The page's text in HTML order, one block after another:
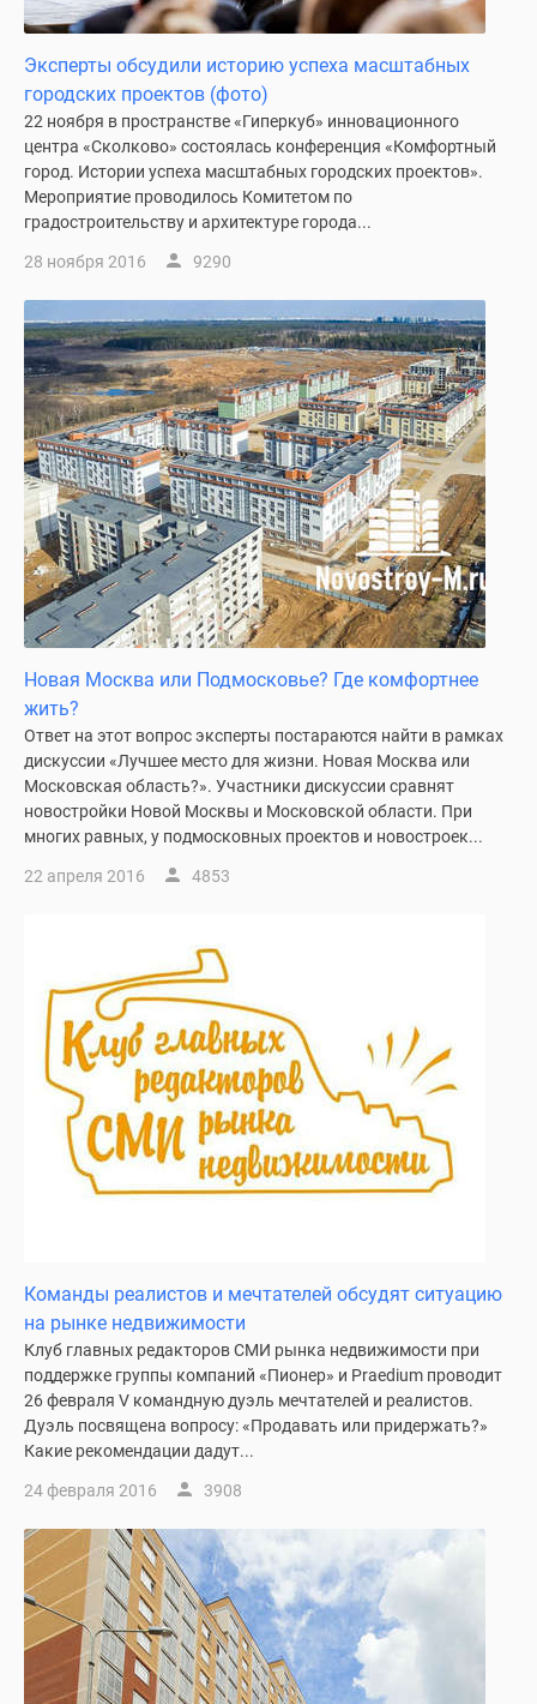
поселки
водоема
Коттеджные
поселки
ипотеку
Бизнес-
центры
Скидки
акции
Макс
Эксперты обсудили историю успеха масштабных
городских проектов (фото)
22 ноября в пространстве «Гиперкуб» инновационного
центра «Сколково» состоялась конференция «Комфортный
город. Истории успеха масштабных городских проектов».
Мероприятие проводилось Комитетом по
градостроительству и архитектуре города...
28 ноября 2016 9290
Новая Москва или Подмосковье? Где комфортнее
жить?
Ответ на этот вопрос эксперты постараются найти в рамках
дискуссии «Лучшее место для жизни. Новая Москва или
Московская область?». Участники дискуссии сравнят
новостройки Новой Москвы и Московской области. При
многих равных, у подмосковных проектов и новостроек...
22 апреля 2016 4853
Команды реалистов и мечтателей обсудят ситуацию
на рынке недвижимости
Клуб главных редакторов СМИ рынка недвижимости при
поддержке группы компаний «Пионер» и Praedium проводит
26 февраля V командную дуэль мечтателей и реалистов.
Дуэль посвящена вопросу: «Продавать или придержать?»
Какие рекомендации дадут...
24 февраля 2016 3908